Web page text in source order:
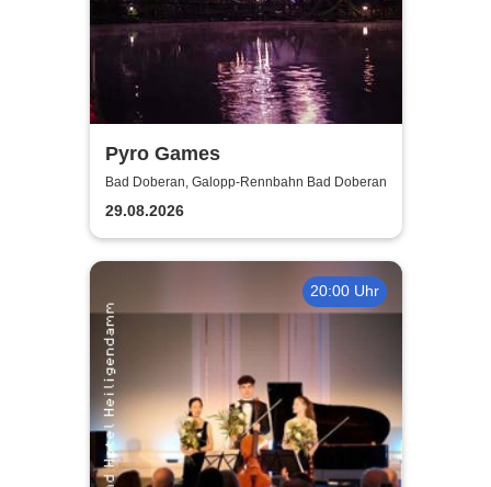
Pyro Games
Bad Doberan, Galopp-Rennbahn Bad Doberan
29.08.2026
20:00 Uhr